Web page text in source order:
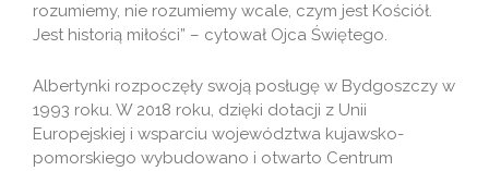
rozumiemy, nie rozumiemy wcale, czym jest Kościół.
Jest historią miłości” – cytował Ojca Świętego.
Albertynki rozpoczęły swoją posługę w Bydgoszczy w
1993 roku. W 2018 roku, dzięki dotacji z Unii
Europejskiej i wsparciu województwa kujawsko-
pomorskiego wybudowano i otwarto Centrum